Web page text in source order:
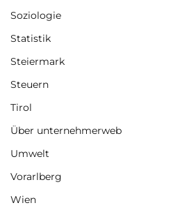
Soziologie
Statistik
Steiermark
Steuern
Tirol
Über unternehmerweb
Umwelt
Vorarlberg
Wien